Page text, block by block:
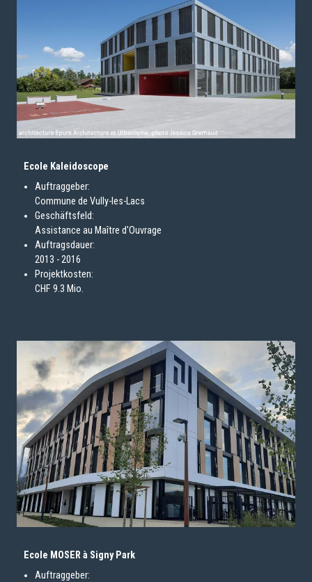
Ecole Kaleidoscope
Auftraggeber:
Commune de Vully-les-Lacs
Geschäftsfeld:
Assistance au Maître d'Ouvrage
Auftragsdauer:
2013 - 2016
Projektkosten:
CHF 9.3 Mio.
Ecole MOSER à Signy Park
Auftraggeber: